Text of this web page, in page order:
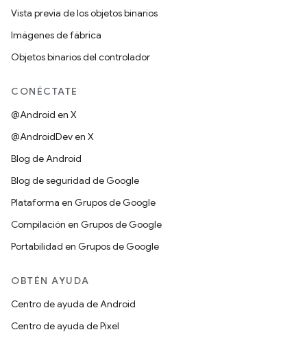
Vista previa de los objetos binarios
Imágenes de fábrica
Objetos binarios del controlador
CONÉCTATE
@Android en X
@AndroidDev en X
Blog de Android
Blog de seguridad de Google
Plataforma en Grupos de Google
Compilación en Grupos de Google
Portabilidad en Grupos de Google
OBTÉN AYUDA
Centro de ayuda de Android
Centro de ayuda de Pixel